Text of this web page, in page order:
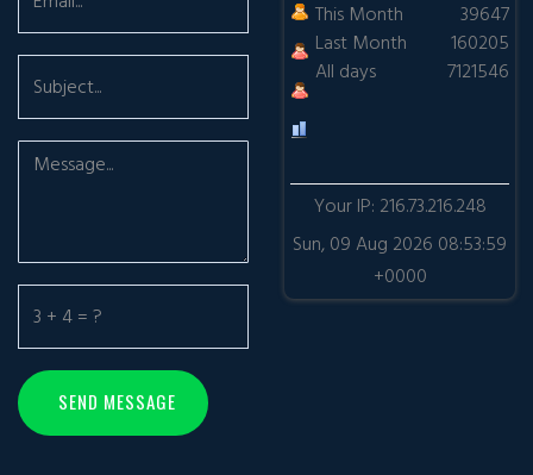
This Month
Last Month
All days
39647
160205
7121546
Your IP: 216.73.216.248
Sun, 09 Aug 2026 08:53:59
+0000